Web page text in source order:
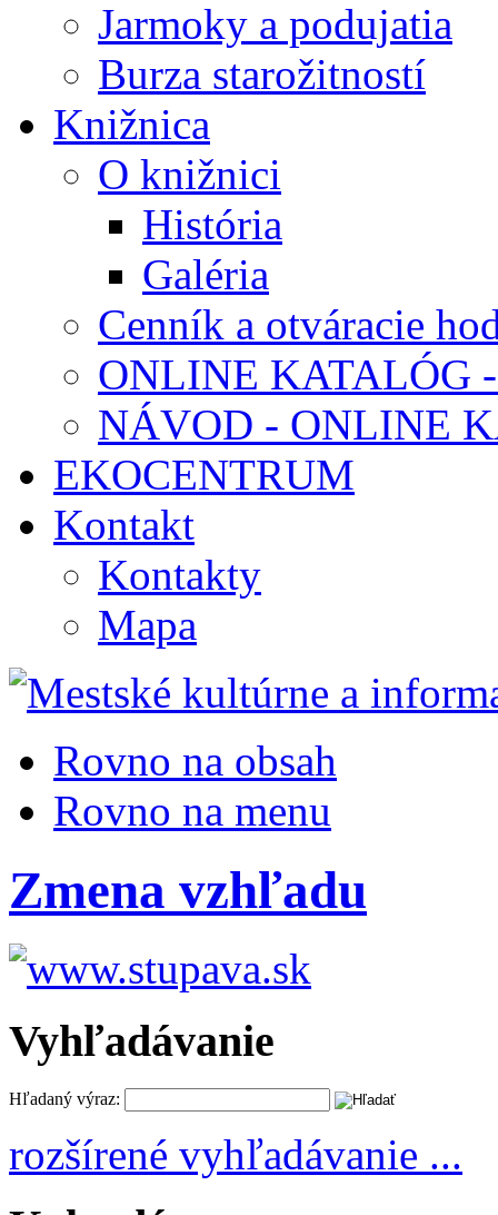
Jarmoky a podujatia
Burza starožitností
Knižnica
O knižnici
História
Galéria
Cenník a otváracie
ONLINE KATALÓG
NÁVOD - ONLINE
EKOCENTRUM
Kontakt
Kontakty
Mapa
Rovno na obsah
Rovno na menu
Zmena vzhľadu
Vyhľadávanie
Hľadaný výraz:
rozšírené vyhľadávanie ...